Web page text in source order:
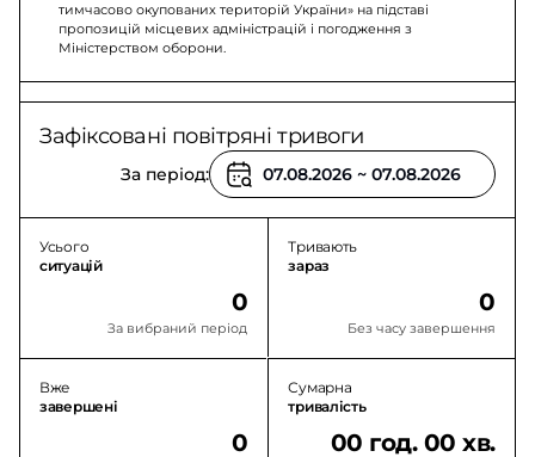
тимчасово окупованих територій України» на підставі
пропозицій місцевих адміністрацій і погодження з
Міністерством оборони.
Зафіксовані повітряні тривоги
За період:
Усього
ситуацій
0
За вибраний період
Тривають
зараз
0
Без часу завершення
Вже
завершені
0
Сумарна
тривалість
00 год. 00 хв.